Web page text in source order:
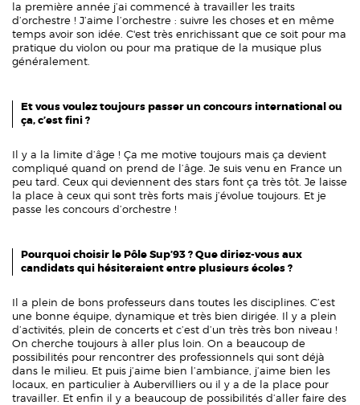
la première année j’ai commencé à travailler les traits
d’orchestre ! J’aime l’orchestre : suivre les choses et en même
temps avoir son idée. C'est très enrichissant que ce soit pour ma
pratique du violon ou pour ma pratique de la musique plus
généralement.
Et vous voulez toujours passer un concours international ou
ça, c’est fini ?
Il y a la limite d’âge ! Ça me motive toujours mais ça devient
compliqué quand on prend de l’âge. Je suis venu en France un
peu tard. Ceux qui deviennent des stars font ça très tôt. Je laisse
la place à ceux qui sont très forts mais j’évolue toujours. Et je
passe les concours d’orchestre !
Pourquoi choisir le Pôle Sup’93 ? Que diriez-vous aux
candidats qui hésiteraient entre plusieurs écoles ?
Il a plein de bons professeurs dans toutes les disciplines. C’est
une bonne équipe, dynamique et très bien dirigée. Il y a plein
d’activités, plein de concerts et c’est d’un très très bon niveau !
On cherche toujours à aller plus loin. On a beaucoup de
possibilités pour rencontrer des professionnels qui sont déjà
dans le milieu. Et puis j’aime bien l’ambiance, j’aime bien les
locaux, en particulier à Aubervilliers ou il y a de la place pour
travailler. Et enfin il y a beaucoup de possibilités d’aller faire des